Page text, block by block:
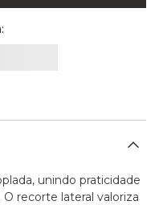
unindo praticidade
recorte lateral valoriza